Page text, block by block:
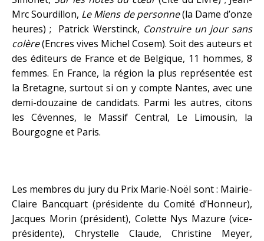
Mrc Sourdillon, Le Miens de personne(la Dame d’onze
heures) ; Patrick Werstinck, Construire un jour sans
colère(Encres vives Michel Cosem). Soit des auteurs et
des éditeurs de France et de Belgique, 11 hommes, 8
femmes. En France, la région la plus représentée est
la Bretagne, surtout si on y compte Nantes, avec une
demi-douzaine de candidats. Parmi les autres, citons
les Cévennes, le Massif Central, Le Limousin, la
Bourgogne et Paris.
Les membres du jury du Prix Marie-Noël sont : Mairie-
Claire Bancquart (présidente du Comité d’Honneur),
Jacques Morin (président), Colette Nys Mazure (vice-
présidente), Chrystelle Claude, Christine Meyer,